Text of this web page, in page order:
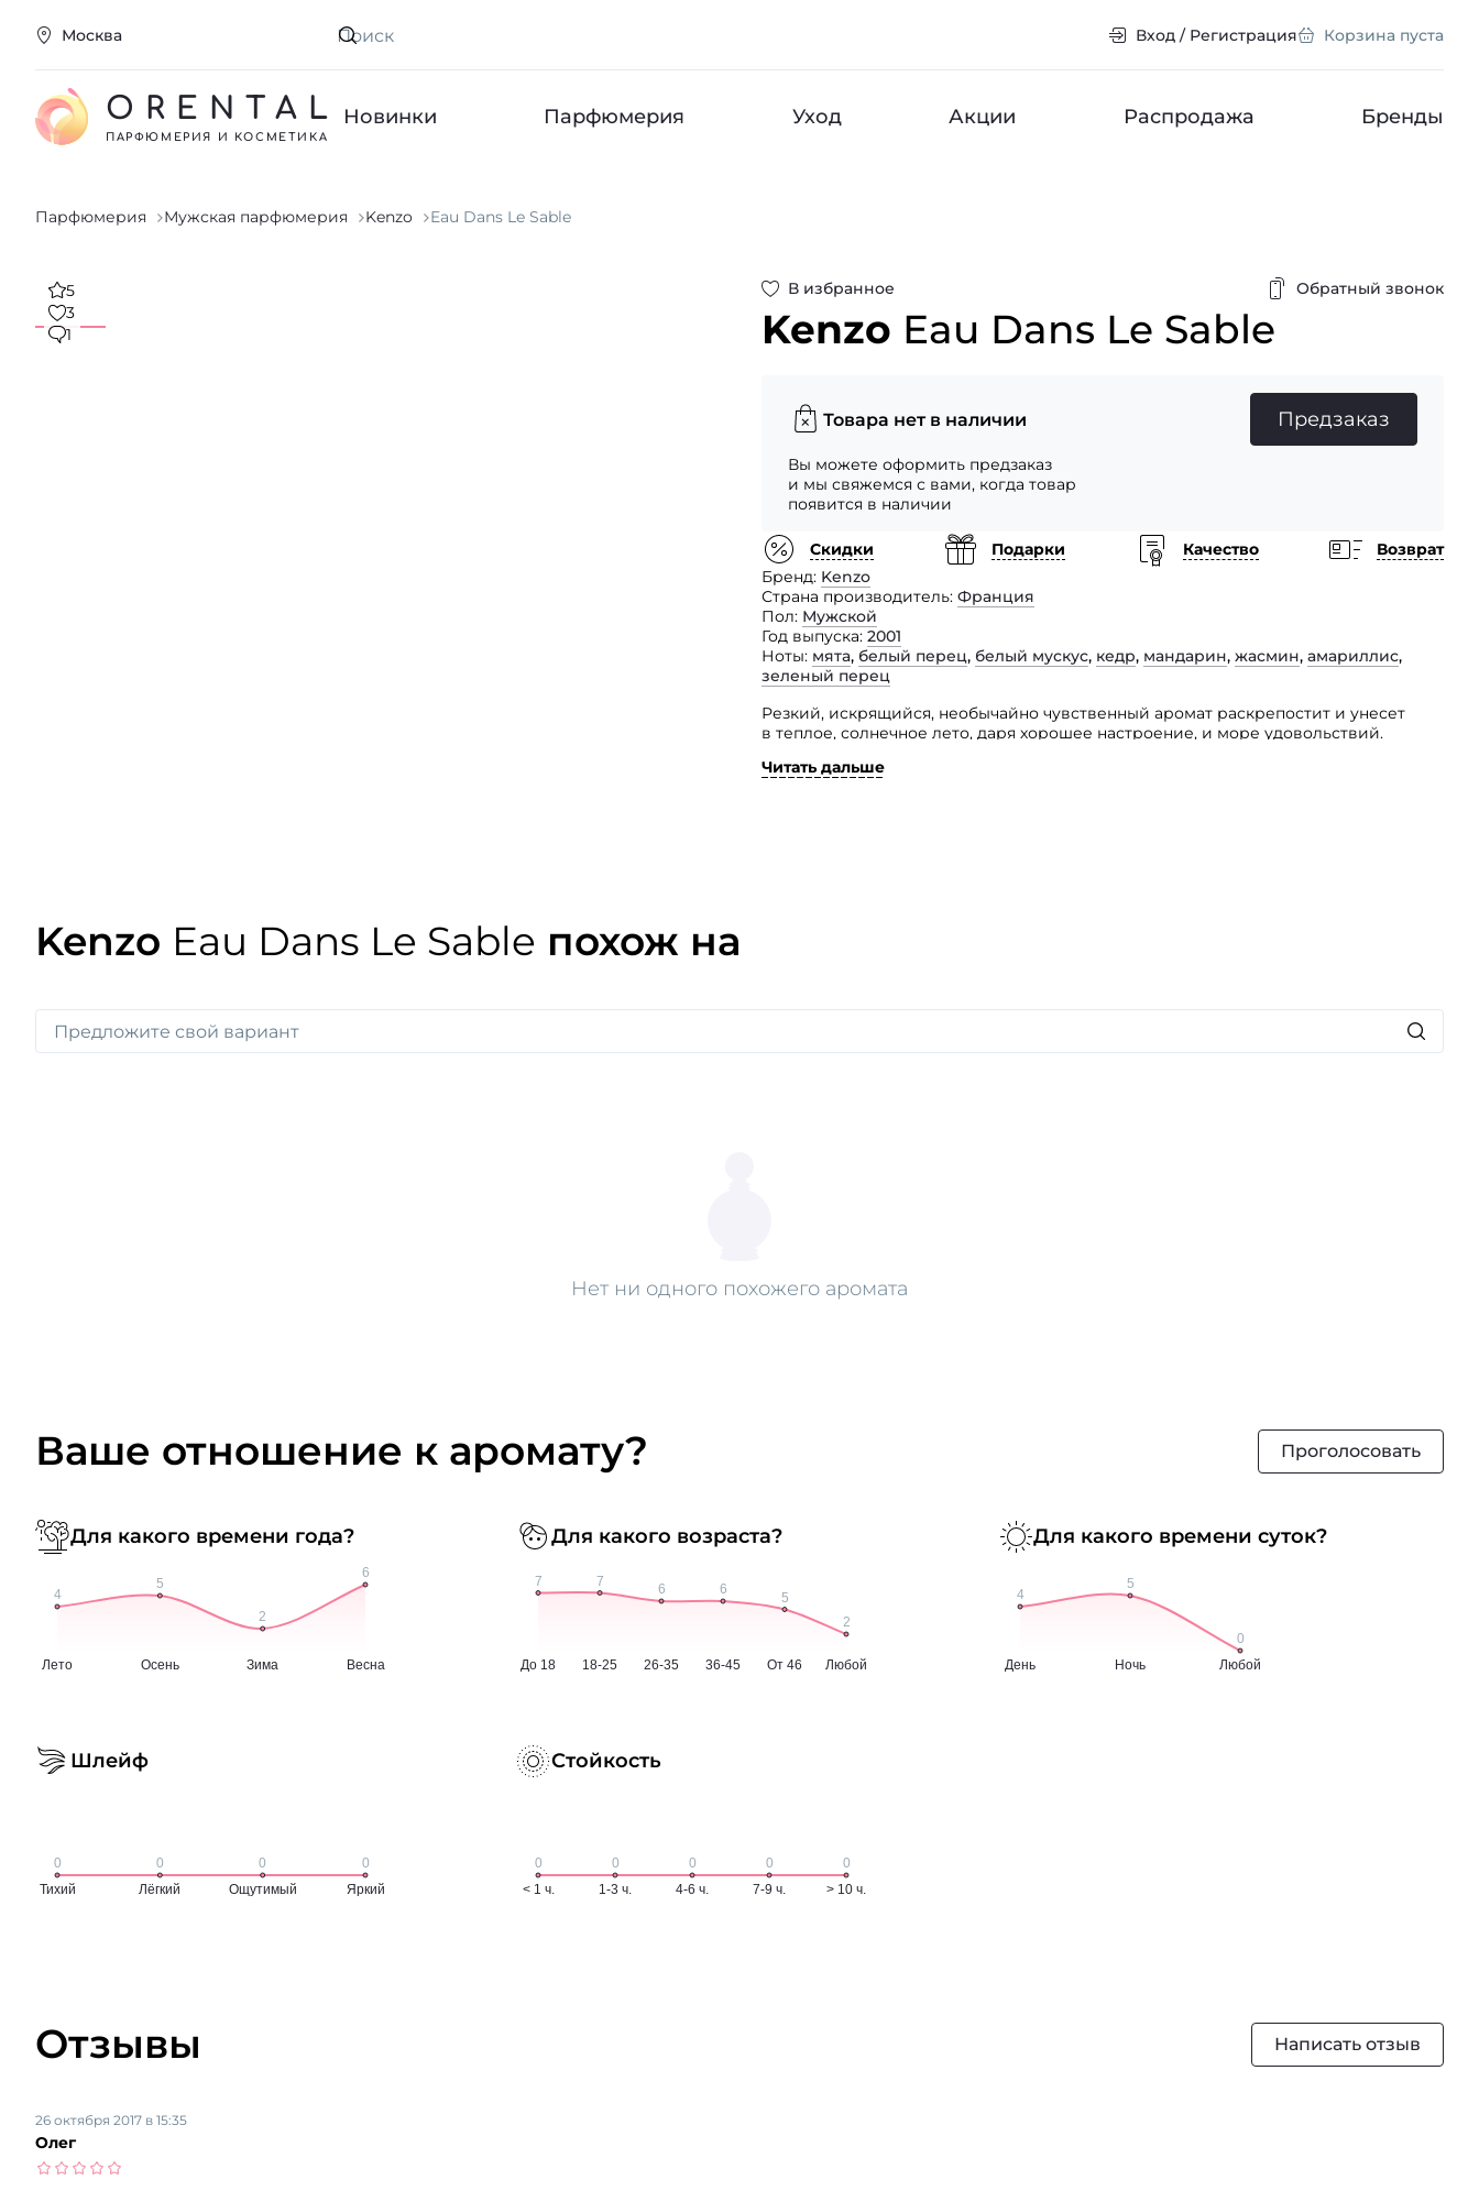
Москва Искать Вход / Регистрация Корзина пуста
ORENTAL
ПАРФЮМЕРИЯ И КОСМЕТИКА
Новинки Парфюмерия Уход Акции Распродажа Бренды
Парфюмерия Мужская парфюмерия Kenzo Eau Dans Le Sable
В избранное Обратный звонок
Kenzo Eau Dans Le Sable
5
3
1
Товара нет в наличии
Вы можете оформить предзаказ
и мы свяжемся с вами, когда товар
появится в наличии
Предзаказ
Скидки Подарки Качество
Возврат
Бренд Kenzo
Страна производитель Франция
Пол Мужской
Год выпуска 2001
Ноты мята, белый перец, белый мускус, кедр, мандарин, жасмин, амариллис,
зеленый перец
Резкий, искрящийся, необычайно чувственный аромат раскрепостит и унесет
в теплое, солнечное лето, даря хорошее настроение, и море удовольствий.
В этом замечательном аромате смешаны: мята, зеленый и белый перец, белый
Читать дальше
Kenzo Eau Dans Le Sable похож на
Нет ни одного похожего аромата
Ваше отношение к аромату? Проголосовать
Для какого времени года? Для какого возраста? Для какого времени суток?
Шлейф Стойкость
Отзывы Написать отзыв
Олег
26 октября 2017 в 15:35